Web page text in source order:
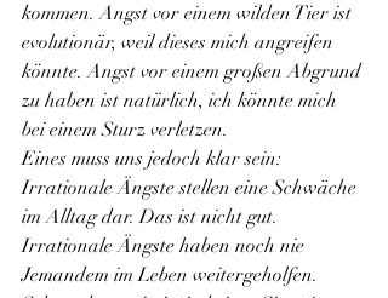
kommen. Angst vor einem wilden Tier ist
evolutionär, weil dieses mich angreifen
könnte. Angst vor einem großen Abgrund
zu haben ist natürlich, ich könnte mich
bei einem Sturz verletzen.
Eines muss uns jedoch klar sein:
Irrationale Ängste stellen eine Schwäche
im Alltag dar. Das ist nicht gut.
Irrationale Ängste haben noch nie
Jemandem im Leben weitergeholfen.